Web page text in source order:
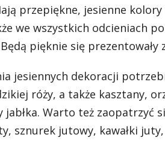
przepiękne, jesienne
we wszystkich odcieniach
pięknie się prezentowały
jesiennych dekoracji
róży, a także kasztany,
jabłka. Warto też zaopatrzyć
sznurek jutowy, kawałki